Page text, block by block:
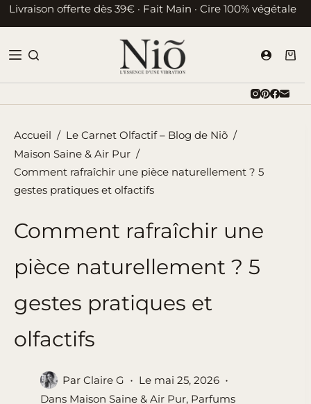
Passer
au
Livraison offerte dès 39€ · Fait Main · Cire 100% végétale
Accueil / Le Carnet Olfactif – Blog de Niõ /
Maison Saine & Air Pur /
Comment rafraîchir une pièce naturellement ? 5
gestes pratiques et olfactifs
Comment rafraîchir une
pièce naturellement ? 5
gestes pratiques et
olfactifs
Par Claire G Le mai 25, 2026
Dans Maison Saine & Air Pur, Parfums